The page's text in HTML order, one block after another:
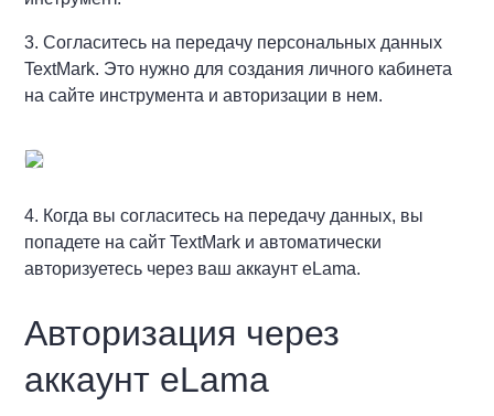
3. Согласитесь на передачу персональных данных
TextMark. Это нужно для создания личного кабинета
на сайте инструмента и авторизации в нем.
4. Когда вы согласитесь на передачу данных, вы
попадете на сайт TextMark и автоматически
авторизуетесь через ваш аккаунт eLama.
Авторизация через
аккаунт eLama